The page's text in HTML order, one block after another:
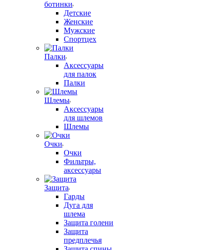
ботинки
Детские
Женские
Мужские
Спортцех
Палки
Аксессуары
для палок
Палки
Шлемы
Аксессуары
для шлемов
Шлемы
Очки
Очки
Фильтры,
аксессуары
Защита
Гарды
Дуга для
шлема
Защита голени
Защита
предплечья